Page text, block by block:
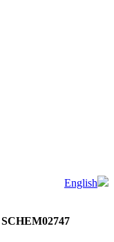
English
SCHEM02747